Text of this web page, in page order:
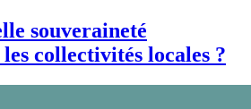
souveraineté
collectivités locales ?